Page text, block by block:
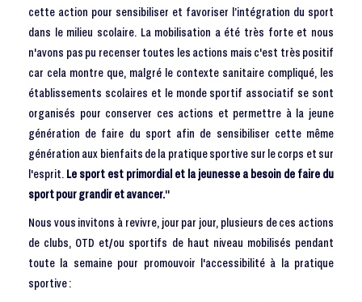
cette action pour sensibiliser et favoriser l’intégration du sport
dans le milieu scolaire. La mobilisation a été très forte et nous
n'avons pas pu recenser toutes les actions mais c'est très positif
car cela montre que, malgré le contexte sanitaire compliqué, les
établissements scolaires et le monde sportif associatif se sont
organisés pour conserver ces actions et permettre à la jeune
génération de faire du sport afin de sensibiliser cette même
génération aux bienfaits de la pratique sportive sur le corps et sur
l'esprit. Le sport est primordial et la jeunesse a besoin de faire du
sport pour grandir et avancer."
Nous vous invitons à revivre, jour par jour, plusieurs de ces actions
de clubs, OTD et/ou sportifs de haut niveau mobilisés pendant
toute la semaine pour promouvoir l'accessibilité à la pratique
sportive :